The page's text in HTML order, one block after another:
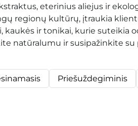
eterinius aliejus ir
regionų kultūrų, įtraukia
kaukės ir tonikai, kurie suteikia
natūralumu ir susipažinkite su
Priešuždegiminis